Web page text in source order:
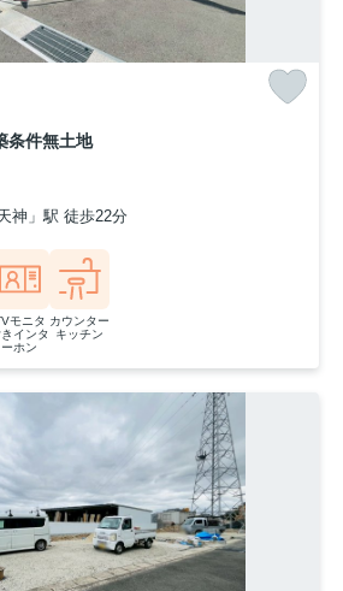
件無土地
神」駅 徒歩22分
モニタ
インタ
ーホン
カウンター
キッチン